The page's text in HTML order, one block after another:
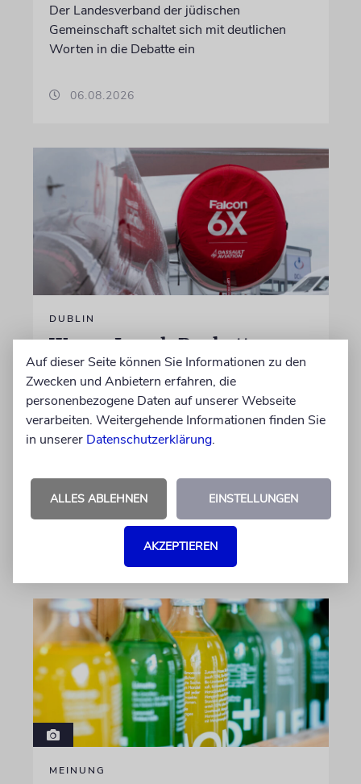
Der Landesverband der jüdischen
Gemeinschaft schaltet sich mit deutlichen
Worten in die Debatte ein
06.08.2026
DUBLIN
Wegen Israel-Boykott:
Irisches Regierungsflugzeug
kann nicht mehr im Nebel
landen
Beim Kauf der Maschine wurde bewusst auf
israelische Rüstungskonzern Elbit Systems an
dem Produkt beteiligt ist
MEINUNG
Auf dieser Seite können Sie Informationen zu den
Zwecken und Anbietern erfahren, die
personenbezogene Daten auf unserer Webseite
verarbeiten. Weitergehende Informationen finden Sie
in unserer Datenschutzerklärung.
ALLES ABLEHNEN EINSTELLUNGEN
AKZEPTIEREN